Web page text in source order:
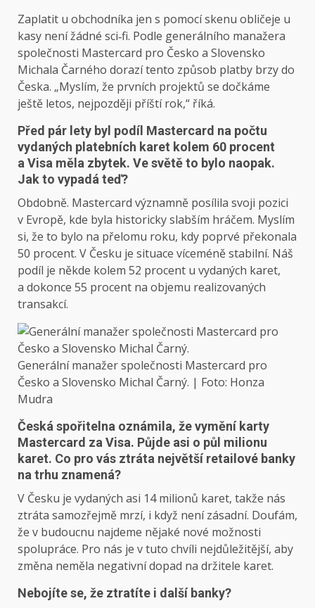
Zaplatit u obchodníka jen s pomocí skenu obličeje u
kasy není žádné sci‑fi. Podle generálního manažera
společnosti Mastercard pro Česko a Slovensko
Michala Čarného dorazí tento způsob platby brzy do
Česka. „Myslím, že prvních projektů se dočkáme
ještě letos, nejpozději příští rok,“ říká.
Před pár lety byl podíl Mastercard na počtu
vydaných platebních karet kolem 60 procent
a Visa měla zbytek. Ve světě to bylo naopak.
Jak to vypadá teď?
Obdobně. Mastercard významně posílila svoji pozici
v Evropě, kde byla historicky slabším hráčem. Myslím
si, že to bylo na přelomu roku, kdy poprvé překonala
50 procent. V Česku je situace víceméně stabilní. Náš
podíl je někde kolem 52 procent u vydaných karet,
a dokonce 55 procent na objemu realizovaných
transakcí.
Generální manažer společnosti Mastercard pro
Česko a Slovensko Michal Čarný. | Foto: Honza
Mudra
Česká spořitelna oznámila, že vymění karty
Mastercard za Visa. Půjde asi o půl milionu
karet. Co pro vás ztráta největší retailové banky
na trhu znamená?
V Česku je vydaných asi 14 milionů karet, takže nás
ztráta samozřejmě mrzí, i když není zásadní. Doufám,
že v budoucnu najdeme nějaké nové možnosti
spolupráce. Pro nás je v tuto chvíli nejdůležitější, aby
změna neměla negativní dopad na držitele karet.
Nebojíte se, že ztratíte i další banky?